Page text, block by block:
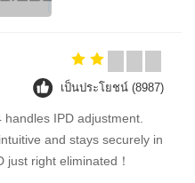
เป็นประโยชน์ (8987)
IPD adjustment.
and stays securely in
just right eliminated！